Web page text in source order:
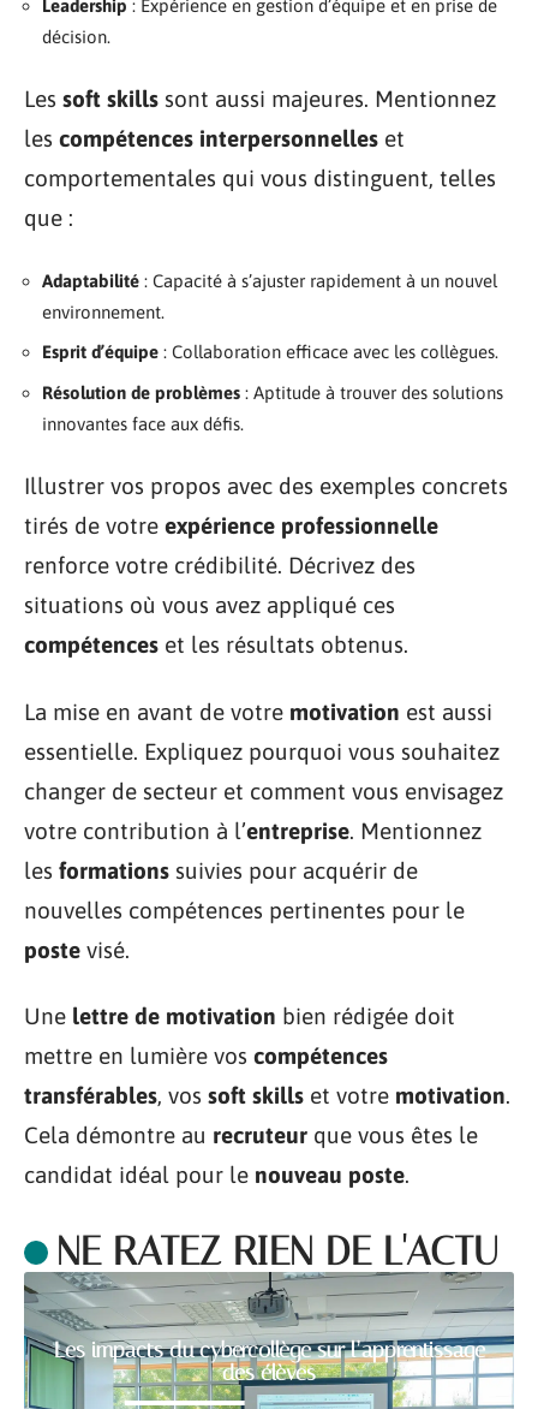
Leadership : Expérience en gestion d’équipe et en prise de
décision.
Les soft skills sont aussi majeures. Mentionnez
les compétences interpersonnelles et
comportementales qui vous distinguent, telles
que :
Adaptabilité : Capacité à s’ajuster rapidement à un nouvel
environnement.
Esprit d’équipe : Collaboration efficace avec les collègues.
Résolution de problèmes : Aptitude à trouver des solutions
innovantes face aux défis.
Illustrer vos propos avec des exemples concrets
tirés de votre expérience professionnelle
renforce votre crédibilité. Décrivez des
situations où vous avez appliqué ces
compétences et les résultats obtenus.
La mise en avant de votre motivation est aussi
essentielle. Expliquez pourquoi vous souhaitez
changer de secteur et comment vous envisagez
votre contribution à l’entreprise. Mentionnez
les formations suivies pour acquérir de
nouvelles compétences pertinentes pour le
poste visé.
Une lettre de motivation bien rédigée doit
mettre en lumière vos compétences
transférables, vos soft skills et votre motivation.
Cela démontre au recruteur que vous êtes le
candidat idéal pour le nouveau poste.
NE RATEZ RIEN DE L'ACTU
Les impacts du cybercollège sur l’apprentissage
des élèves